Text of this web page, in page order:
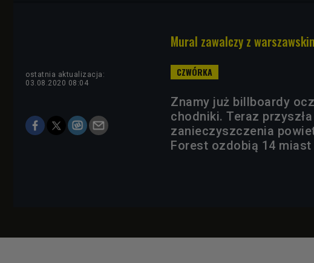
Mural zawalczy z
ostatnia aktualizacja:
03.08.2020 08:04
Znamy już billboardy
chodniki. Teraz
zanieczyszczenia
Forest ozdobią 14 miast